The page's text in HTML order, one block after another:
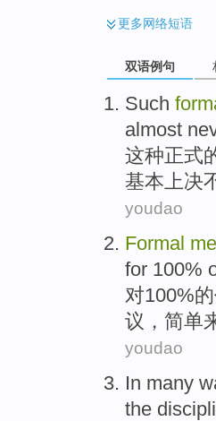
更多网络短语
双语例句
Such
almost
这种正式
基本上决
youdao
Formal
for 100%
对100%的
议 ， 简单
youdao
In many
the